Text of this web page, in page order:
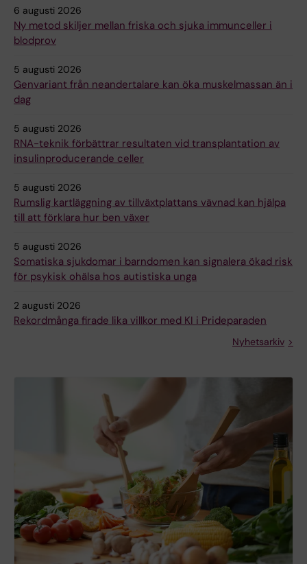
6 augusti 2026
Ny metod skiljer mellan friska och sjuka immunceller i
blodprov
5 augusti 2026
Genvariant från neandertalare kan öka muskelmassan än i
dag
5 augusti 2026
RNA-teknik förbättrar resultaten vid transplantation av
insulinproducerande celler
5 augusti 2026
Rumslig kartläggning av tillväxtplattans vävnad kan hjälpa
till att förklara hur ben växer
5 augusti 2026
Somatiska sjukdomar i barndomen kan signalera ökad risk
för psykisk ohälsa hos autistiska unga
2 augusti 2026
Rekordmånga firade lika villkor med KI i Prideparaden
Nyhetsarkiv